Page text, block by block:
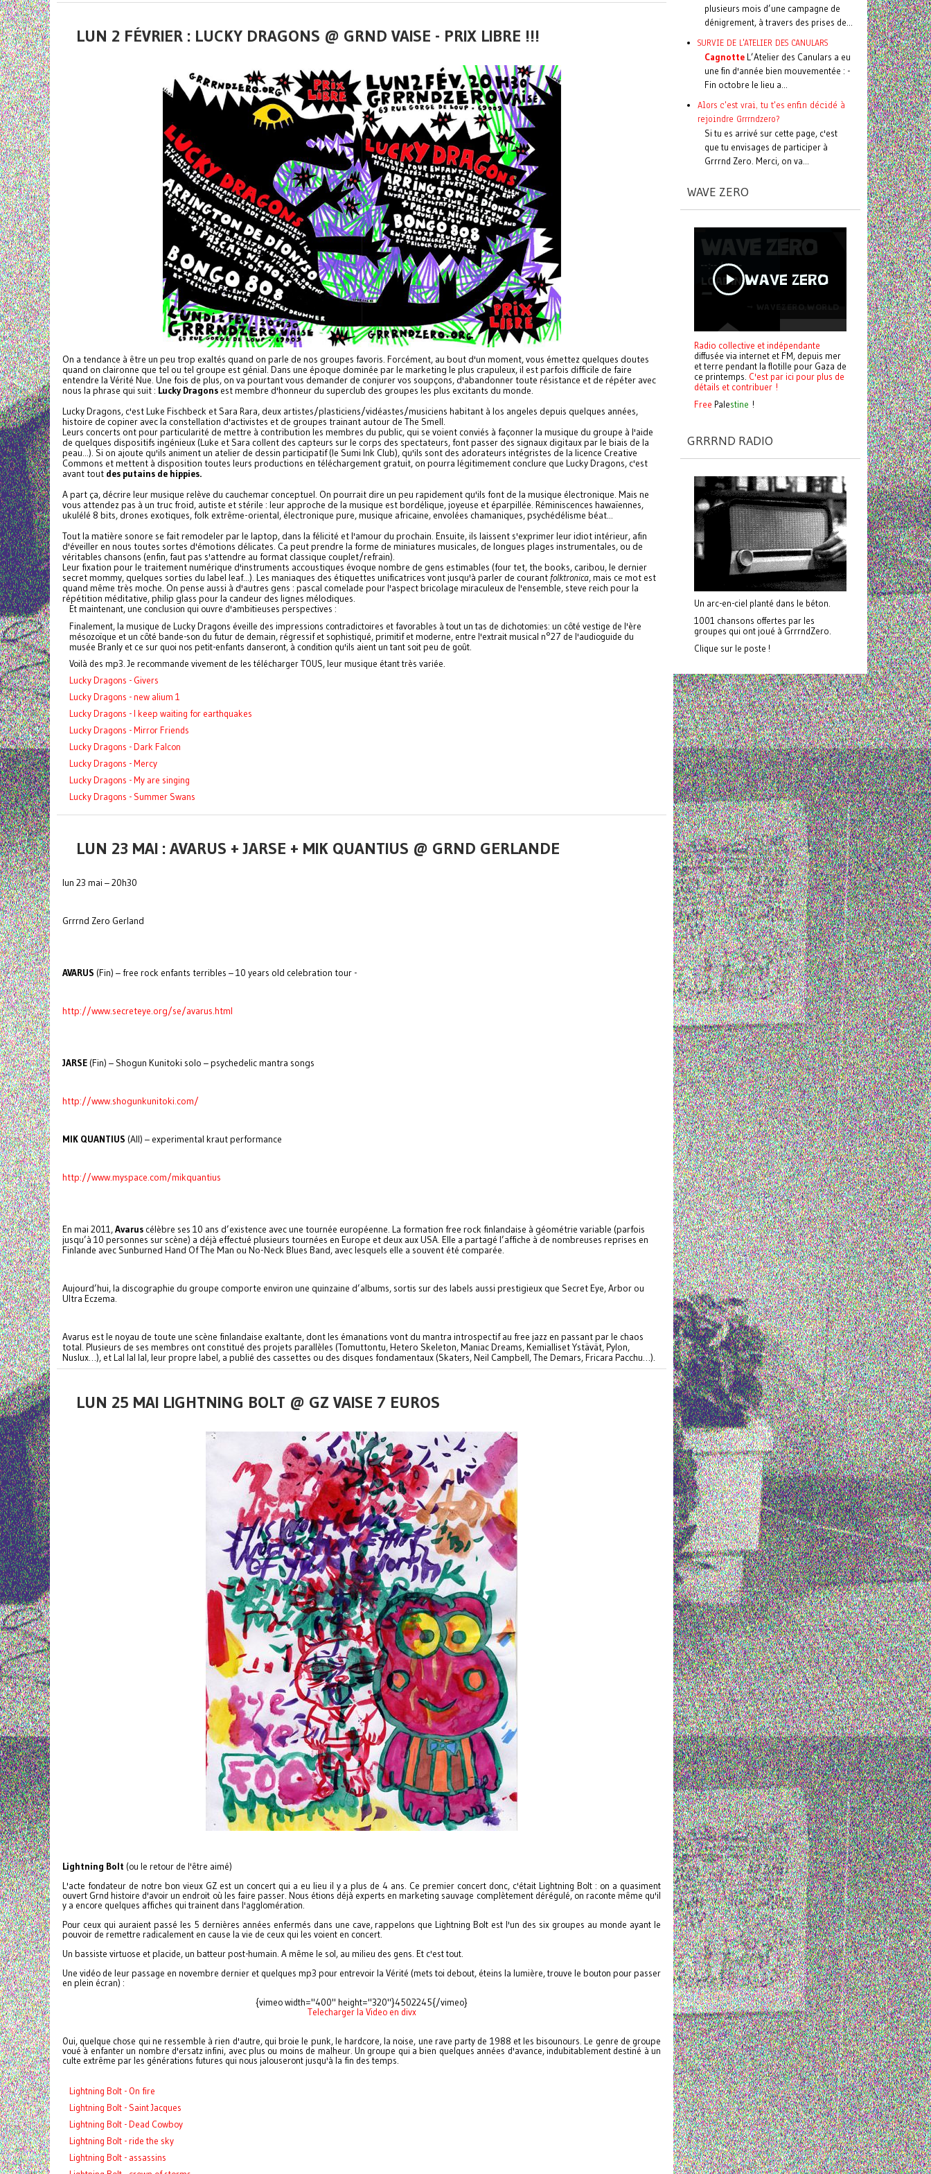
LUN 2 FÉVRIER : LUCKY DRAGONS @ GRND VAISE - PRIX LIBRE !!!
On a tendance à être un peu trop exaltés quand on parle de nos groupes favoris. Forcément, au bout d'un moment, vous émettez quelques doutes
quand on claironne que tel ou tel groupe est génial. Dans une époque dominée par le marketing le plus crapuleux, il est parfois difficile de faire
entendre la Vérité Nue. Une fois de plus, on va pourtant vous demander de conjurer vos soupçons, d'abandonner toute résistance et de répéter avec
nous la phrase qui suit : Lucky Dragons est membre d'honneur du superclub des groupes les plus excitants du monde.
Lucky Dragons, c'est Luke Fischbeck et Sara Rara, deux artistes/plasticiens/vidéastes/musiciens habitant à los angeles depuis quelques années,
histoire de copiner avec la constellation d'activistes et de groupes trainant autour de The Smell.
Leurs concerts ont pour particularité de mettre à contribution les membres du public, qui se voient conviés à façonner la musique du groupe à l'aide
de quelques dispositifs ingénieux (Luke et Sara collent des capteurs sur le corps des spectateurs, font passer des signaux digitaux par le biais de la
peau...). Si on ajoute qu'ils animent un atelier de dessin participatif (le Sumi Ink Club), qu'ils sont des adorateurs intégristes de la licence Creative
Commons et mettent à disposition toutes leurs productions en téléchargement gratuit, on pourra légitimement conclure que Lucky Dragons, c'est
avant tout des putains de hippies.
A part ça, décrire leur musique relève du cauchemar conceptuel. On pourrait dire un peu rapidement qu'ils font de la musique électronique. Mais ne
vous attendez pas à un truc froid, autiste et stérile : leur approche de la musique est bordélique, joyeuse et éparpillée. Réminiscences hawaïennes,
ukulélé 8 bits, drones exotiques, folk extrême-oriental, électronique pure, musique africaine, envolées chamaniques, psychédélisme béat...
Tout la matière sonore se fait remodeler par le laptop, dans la félicité et l'amour du prochain. Ensuite, ils laissent s'exprimer leur idiot intérieur, afin
d'éveiller en nous toutes sortes d'émotions délicates. Ca peut prendre la forme de miniatures musicales, de longues plages instrumentales, ou de
véritables chansons (enfin, faut pas s'attendre au format classique couplet/refrain).
Leur fixation pour le traitement numérique d'instruments accoustiques évoque nombre de gens estimables (four tet, the books, caribou, le dernier
secret mommy, quelques sorties du label leaf...). Les maniaques des étiquettes unificatrices vont jusqu'à parler de courant folktronica, mais ce mot est
quand même très moche. On pense aussi à d'autres gens : pascal comelade pour l'aspect bricolage miraculeux de l'ensemble, steve reich pour la
répétition méditative, philip glass pour la candeur des lignes mélodiques.
Et maintenant, une conclusion qui ouvre d'ambitieuses perspectives :
Finalement, la musique de Lucky Dragons éveille des impressions contradictoires et favorables à tout un tas de dichotomies: un côté vestige de l'ère
mésozoïque et un côté bande-son du futur de demain, régressif et sophistiqué, primitif et moderne, entre l'extrait musical n°27 de l'audioguide du
musée Branly et ce sur quoi nos petit-enfants danseront, à condition qu'ils aient un tant soit peu de goût.
Voilà des mp3. Je recommande vivement de les télécharger TOUS, leur musique étant très variée.
Lucky Dragons - Givers
Lucky Dragons - new alium 1
Lucky Dragons - I keep waiting for earthquakes
Lucky Dragons - Mirror Friends
Lucky Dragons - Dark Falcon
Lucky Dragons - Mercy
Lucky Dragons - My are singing
Lucky Dragons - Summer Swans
LUN 23 MAI : AVARUS + JARSE + MIK QUANTIUS @ GRND GERLANDE
lun 23 mai – 20h30
Grrrnd Zero Gerland
AVARUS (Fin) – free rock enfants terribles – 10 years old celebration tour -
http://www.secreteye.org/se/avarus.html
JARSE (Fin) – Shogun Kunitoki solo – psychedelic mantra songs
http://www.shogunkunitoki.com/
MIK QUANTIUS (All) – experimental kraut performance
http://www.myspace.com/mikquantius
En mai 2011,Avarus célèbre ses 10 ans d’existence avec une tournée européenne. La formation free rock finlandaise à géométrie variable (parfois
jusqu’à 10 personnes sur scène) a déjà effectué plusieurs tournées en Europe et deux aux USA. Elle a partagé l’affiche à de nombreuses reprises en
Finlande avec Sunburned Hand Of The Man ou No-Neck Blues Band, avec lesquels elle a souvent été comparée.
Aujourd’hui, la discographie du groupe comporte environ une quinzaine d’albums, sortis sur des labels aussi prestigieux que Secret Eye, Arbor ou
Ultra Eczema.
Avarus est le noyau de toute une scène finlandaise exaltante, dont les émanations vont du mantra introspectif au free jazz en passant par le chaos
total. Plusieurs de ses membres ont constitué des projets parallèles (Tomuttontu, Hetero Skeleton, Maniac Dreams, Kemialliset Ystävät, Pylon,
Nuslux…), et Lal lal lal, leur propre label, a publié des cassettes ou des disques fondamentaux (Skaters, Neil Campbell, The Demars, Fricara Pacchu…).
LUN 25 MAI LIGHTNING BOLT @ GZ VAISE 7 EUROS
Lightning Bolt (ou le retour de l'être aimé)
L'acte fondateur de notre bon vieux GZ est un concert qui a eu lieu il y a plus de 4 ans. Ce premier concert donc, c'était Lightning Bolt : on a quasiment
ouvert Grnd histoire d'avoir un endroit où les faire passer. Nous étions déjà experts en marketing sauvage complètement dérégulé, on raconte même qu'il
y a encore quelques affiches qui trainent dans l'agglomération.
Pour ceux qui auraient passé les 5 dernières années enfermés dans une cave, rappelons que Lightning Bolt est l'un des six groupes au monde ayant le
pouvoir de remettre radicalement en cause la vie de ceux qui les voient en concert.
Un bassiste virtuose et placide, un batteur post-humain. A même le sol, au milieu des gens. Et c'est tout.
Une vidéo de leur passage en novembre dernier et quelques mp3 pour entrevoir la Vérité (mets toi debout, éteins la lumière, trouve le bouton pour passer
en plein écran) :
{vimeo width="400" height="320"}4502245{/vimeo}
Telecharger la Video en divx
Oui, quelque chose qui ne ressemble à rien d'autre, qui broie le punk, le hardcore, la noise, une rave party de 1988 et les bisounours. Le genre de groupe
voué à enfanter un nombre d'ersatz infini, avec plus ou moins de malheur. Un groupe qui a bien quelques années d'avance, indubitablement destiné à un
culte extrême par les générations futures qui nous jalouseront jusqu'à la fin des temps.
Lightning Bolt - On fire
Lightning Bolt - Saint Jacques
Lightning Bolt - Dead Cowboy
Lightning Bolt - ride the sky
Lightning Bolt - assassins
plusieurs mois d’une campagne de
dénigrement, à travers des prises de...
SURVIE DE L'ATELIER DES CANULARS
Cagnotte L’Atelier des Canulars a eu
une fin d'année bien mouvementée : -
Fin octobre le lieu a...
Alors c'est vrai, tu t'es enfin décidé à
rejoindre Grrrndzero?
Si tu es arrivé sur cette page, c'est
que tu envisages de participer à
Grrrnd Zero. Merci, on va...
WAVE ZERO
Radio collective et indépendante
diffusée via internet et FM, depuis mer
et terre pendant la flotille pour Gaza de
ce printemps. C'est par ici pour plus de
détails et contribuer !
Free Palestine !
GRRRND RADIO
Un arc-en-ciel planté dans le béton.
1001 chansons offertes par les
groupes qui ont joué à GrrrndZero.
Clique sur le poste !